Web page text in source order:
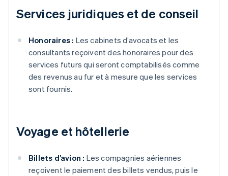
Services juridiques et de conseil
Honoraires : Les cabinets d’avocats et les
consultants reçoivent des honoraires pour des
services futurs qui seront comptabilisés comme
des revenus au fur et à mesure que les services
sont fournis.
Voyage et hôtellerie
Billets d’avion : Les compagnies aériennes
reçoivent le paiement des billets vendus, puis le